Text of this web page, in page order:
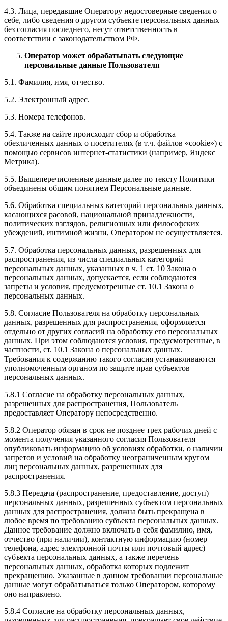
4.3. Лица, передавшие Оператору недостоверные сведения о
себе, либо сведения о другом субъекте персональных данных
без согласия последнего, несут ответственность в
соответствии с законодательством РФ.
Оператор может обрабатывать следующие
персональные данные Пользователя
5.1. Фамилия, имя, отчество.
5.2. Электронный адрес.
5.3. Номера телефонов.
5.4. Также на сайте происходит сбор и обработка
обезличенных данных о посетителях (в т.ч. файлов «cookie») с
помощью сервисов интернет-статистики (например, Яндекс
Метрика).
5.5. Вышеперечисленные данные далее по тексту Политики
объединены общим понятием Персональные данные.
5.6. Обработка специальных категорий персональных данных,
касающихся расовой, национальной принадлежности,
политических взглядов, религиозных или философских
убеждений, интимной жизни, Оператором не осуществляется.
5.7. Обработка персональных данных, разрешенных для
распространения, из числа специальных категорий
персональных данных, указанных в ч. 1 ст. 10 Закона о
персональных данных, допускается, если соблюдаются
запреты и условия, предусмотренные ст. 10.1 Закона о
персональных данных.
5.8. Согласие Пользователя на обработку персональных
данных, разрешенных для распространения, оформляется
отдельно от других согласий на обработку его персональных
данных. При этом соблюдаются условия, предусмотренные, в
частности, ст. 10.1 Закона о персональных данных.
Требования к содержанию такого согласия устанавливаются
уполномоченным органом по защите прав субъектов
персональных данных.
5.8.1 Согласие на обработку персональных данных,
разрешенных для распространения, Пользователь
предоставляет Оператору непосредственно.
5.8.2 Оператор обязан в срок не позднее трех рабочих дней с
момента получения указанного согласия Пользователя
опубликовать информацию об условиях обработки, о наличии
запретов и условий на обработку неограниченным кругом
лиц персональных данных, разрешенных для
распространения.
5.8.3 Передача (распространение, предоставление, доступ)
персональных данных, разрешенных субъектом персональных
данных для распространения, должна быть прекращена в
любое время по требованию субъекта персональных данных.
Данное требование должно включать в себя фамилию, имя,
отчество (при наличии), контактную информацию (номер
телефона, адрес электронной почты или почтовый адрес)
субъекта персональных данных, а также перечень
персональных данных, обработка которых подлежит
прекращению. Указанные в данном требовании персональные
данные могут обрабатываться только Оператором, которому
оно направлено.
5.8.4 Согласие на обработку персональных данных,